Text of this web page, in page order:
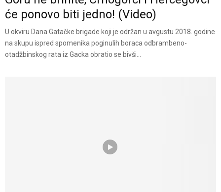
će ponovo biti jedno! (Video)
U okviru Dana Gatačke brigade koji je održan u avgustu 2018. godine
na skupu ispred spomenika poginulih boraca odbrambeno-
otadžbinskog rata iz Gacka obratio se bivši...